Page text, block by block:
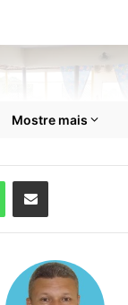
no
Mostre mais